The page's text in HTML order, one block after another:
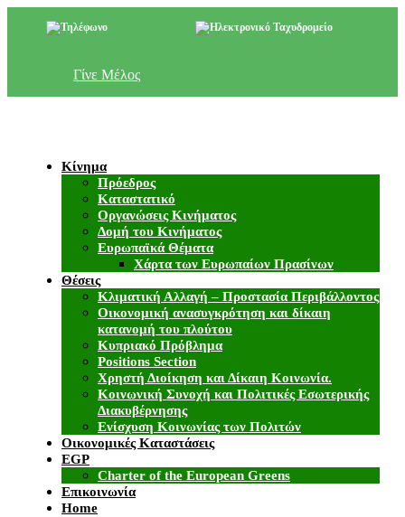
Γίνε Μέλος
Κίνημα
Πρόεδρος
Καταστατικό
Οργανώσεις Κινήματος
Δομή του Κινήματος
Ευρωπαϊκά Θέματα
Χάρτα των Ευρωπαίων Πρασίνων
Θέσεις
Κλιματική Αλλαγή – Προστασία Περιβάλλοντος
Οικονομική ανασυγκρότηση και δίκαιη
κατανομή του πλούτου
Κυπριακό Πρόβλημα
Positions Section
Χρηστή Διοίκηση και Δίκαιη Κοινωνία.
Κοινωνική Συνοχή και Πολιτικές Εσωτερικής
Διακυβέρνησης
Ενίσχυση Κοινωνίας των Πολιτών
Οικονομικές Καταστάσεις
EGP
Charter of the European Greens
Επικοινωνία
Home